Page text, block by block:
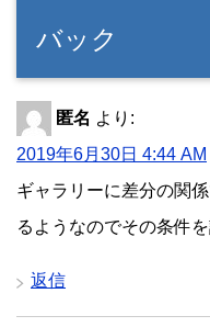
バック
匿名 より:
2019年6月30日 4:44 AM
ギャラリーに差分の関
るようなのでその条件
返信